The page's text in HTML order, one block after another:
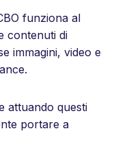
funziona al
contenuti di
immagini, video e
attuando questi
portare a